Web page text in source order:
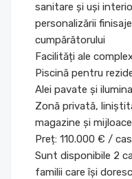
sanitare și uși
personalizării
cumpărătorului
Facilități ale
Piscină pentru
Alei pavate și
Zonă privată,
magazine și
Preț: 110.000 € /
Sunt disponibile 2
familii care își